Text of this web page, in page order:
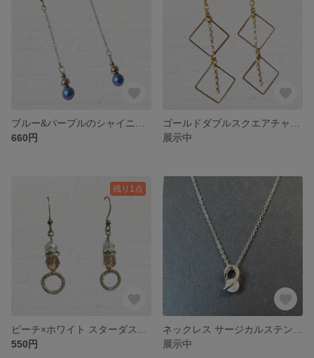
660円
展示中
残り1点
550円
展示中